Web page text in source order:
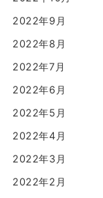
2022年9月
2022年8月
2022年7月
2022年6月
2022年5月
2022年4月
2022年3月
2022年2月